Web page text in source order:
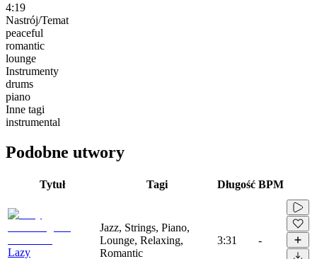
4:19
Nastrój/Temat
peaceful
romantic
lounge
Instrumenty
drums
piano
Inne tagi
instrumental
Podobne utwory
Tytuł Tagi Długość BPM
Lazy
Jazz, Strings, Piano,
Lounge, Relaxing,
Romantic
3:31 -